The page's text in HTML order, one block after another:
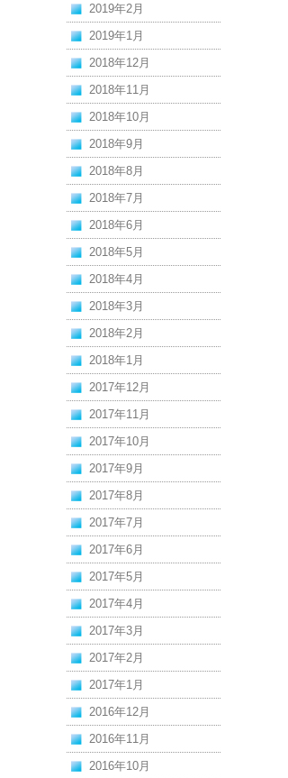
2019年2月
2019年1月
2018年12月
2018年11月
2018年10月
2018年9月
2018年8月
2018年7月
2018年6月
2018年5月
2018年4月
2018年3月
2018年2月
2018年1月
2017年12月
2017年11月
2017年10月
2017年9月
2017年8月
2017年7月
2017年6月
2017年5月
2017年4月
2017年3月
2017年2月
2017年1月
2016年12月
2016年11月
2016年10月